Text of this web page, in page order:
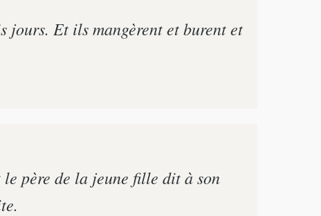
jours. Et ils mangèrent et burent et
père de la jeune fille dit à son